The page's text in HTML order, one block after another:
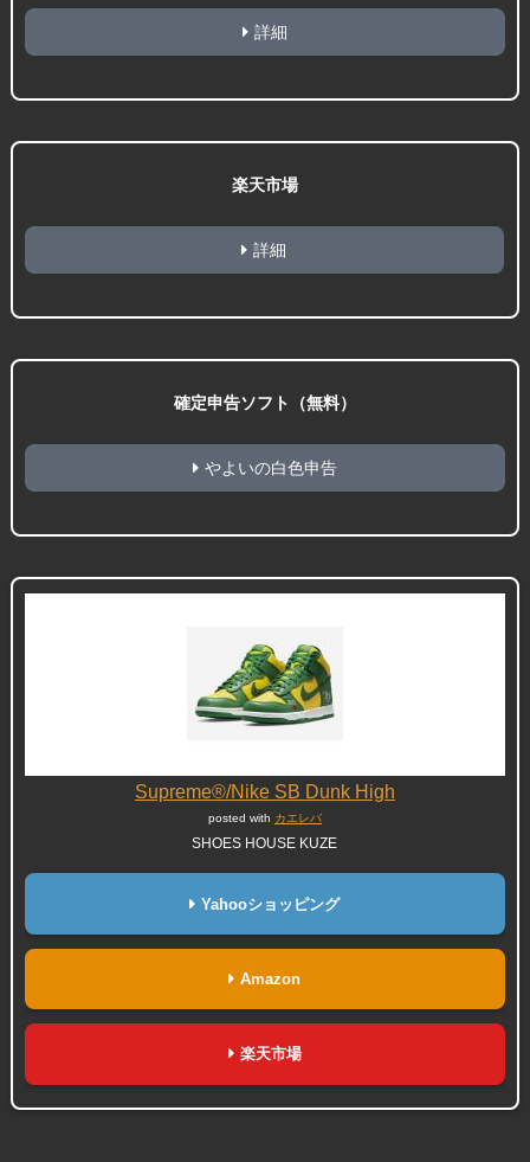
詳細
楽天市場
詳細
確定申告ソフト（無料）
やよいの白色申告
Supreme®/Nike SB Dunk High
posted with カエレバ
SHOES HOUSE KUZE
Yahooショッピング
Amazon
楽天市場